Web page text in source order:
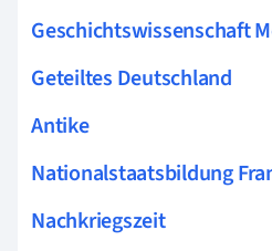
Geschichtswissenschaft
Geteiltes Deutschland
Antike
Nationalstaatsbildung
Nachkriegszeit